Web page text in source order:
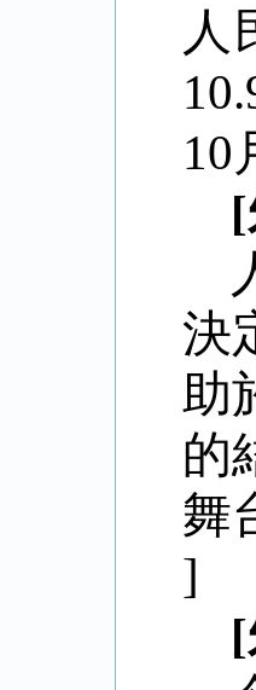
人
10
決
助
的
舞
]